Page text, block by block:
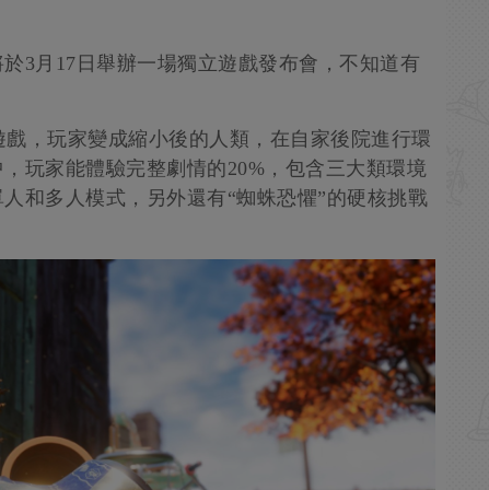
3月17日舉辦一場獨立遊戲發布會，不知道有
戲，玩家變成縮小後的人類，在自家後院進行環
玩家能體驗完整劇情的20%，包含三大類環境
和多人模式，另外還有“蜘蛛恐懼”的硬核挑戰